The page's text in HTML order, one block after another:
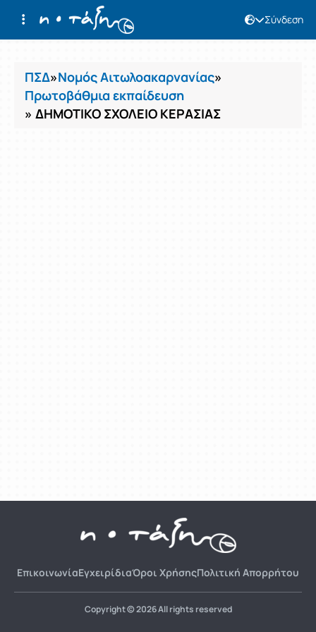
Σύνδεση
Μαθήματα
ΠΣΔ»Νομός Αιτωλοακαρνανίας»
Πρωτοβάθμια εκπαίδευση
» ΔΗΜΟΤΙΚΟ ΣΧΟΛΕΙΟ ΚΕΡΑΣΙΑΣ
ΕπικοινωνίαΕγχειρίδιαΌροι ΧρήσηςΠολιτική Απορρήτου
Copyright © 2026 All rights reserved